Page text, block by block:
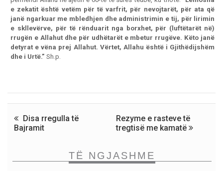
e zekatit është vetëm për të varfrit, për nevojtarët, për ata që
janë ngarkuar me mbledhjen dhe administrimin e tij, për lirimin
e skllevërve, për të rënduarit nga borxhet, për (luftëtarët në)
rrugën e Allahut dhe për udhëtarët e mbetur rrugëve. Këto janë
detyrat e vëna prej Allahut. Vërtet, Allahu është i Gjithëdijshëm
dhe i Urtë.” Sh.p.
Disa rregulla të
Bajramit
Rezyme e rasteve të
tregtisë me kamatë
TË NGJASHME